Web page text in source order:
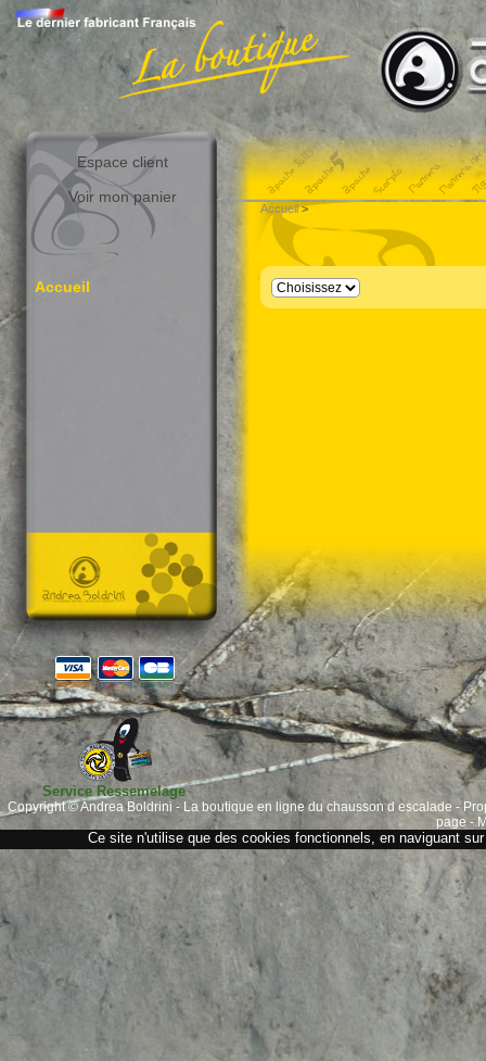
Espace client
Voir mon panier
Accueil
Service Ressemelage
Accueil>
Copyright © Andrea Boldrini - La boutique en ligne du chausson d escalade -
page -
Ce site n'utilise que des cookies fonctionnels, en naviguant